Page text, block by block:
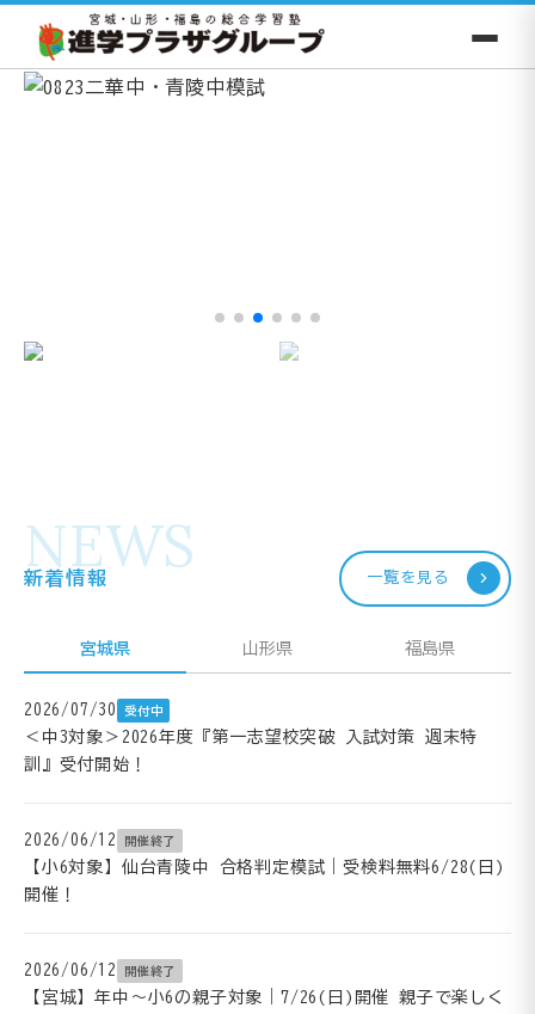
NEWS
新着情報 一覧を見る
宮城県 山形県 福島県
2026/07/30 受付中
＜中3対象＞2026年度『第一志望校突破 入試対策 週末特
訓』受付開始！
2026/06/12 開催終了
【小6対象】仙台青陵中 合格判定模試｜受検料無料6/28(日)
開催！
2026/06/12 開催終了
【宮城】年中～小6の親子対象｜7/26(日)開催 親子で楽しく